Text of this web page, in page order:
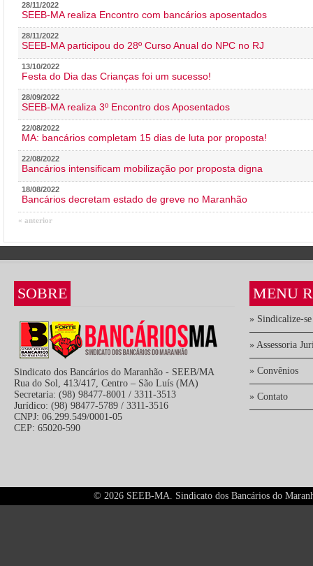
28/11/2022
SEEB-MA realiza Encontro com bancários aposentados
28/11/2022
SEEB-MA participou do 28º Curso Anual do NPC no RJ
13/10/2022
Festa do Dia das Crianças foi um sucesso!
28/09/2022
SEEB-MA realiza 3º Encontro dos Aposentados
22/08/2022
MA: bancários completam 15 dias de luta por proposta!
22/08/2022
Bancários intensificam mobilização por proposta digna
18/08/2022
Bancários decretam estado de greve no Maranhão
« anterior
SOBRE
Sindicato dos Bancários do Maranhão - SEEB/MA
Rua do Sol, 413/417, Centro – São Luís (MA)
Secretaria: (98) 98477-8001 / 3311-3513
Jurídico: (98) 98477-5789 / 3311-3516
CNPJ: 06.299.549/0001-05
CEP: 65020-590
MENU
» Sindicalize-se
» Assessoria
» Convênios
» Contato
© 2026 SEEB-MA. Sindicato dos Bancários do